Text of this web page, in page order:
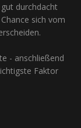
durchdacht
sich vom
- anschließend
Faktor